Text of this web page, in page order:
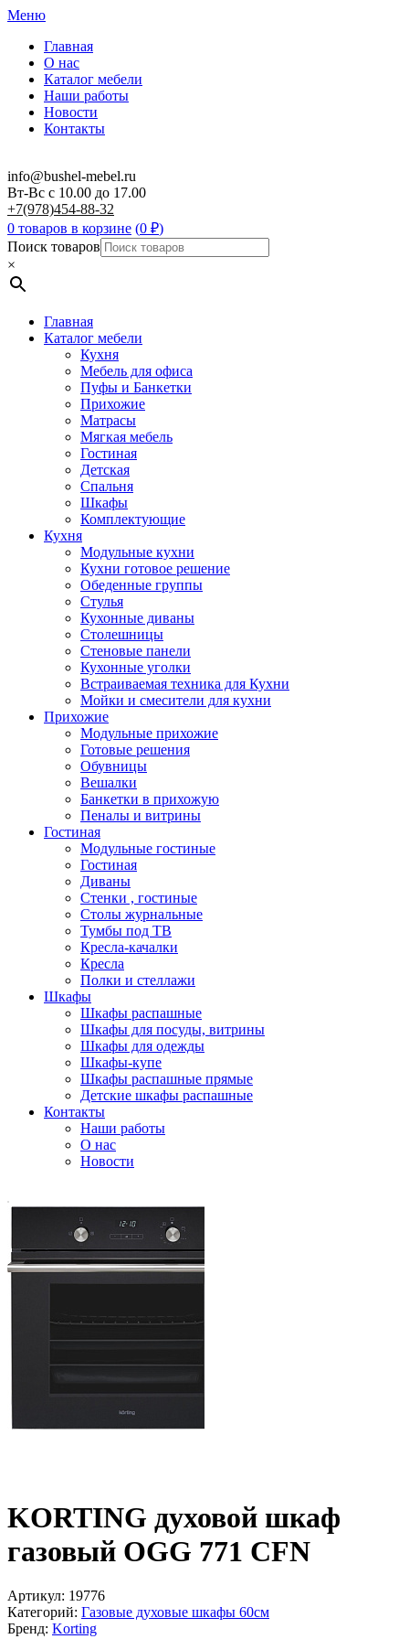
Меню
Главная
О нас
Каталог мебели
Наши работы
Новости
Контакты
info@bushel-mebel.ru
Вт-Вс c 10.00 до 17.00
+7(978)454-88-32
0 товаров в корзине (0 ₽)
Поиск товаров
×
Главная
Каталог мебели
Кухня
Мебель для офиса
Пуфы и Банкетки
Прихожие
Матрасы
Мягкая мебель
Гостиная
Детская
Спальня
Шкафы
Комплектующие
Кухня
Модульные кухни
Кухни готовое решение
Обеденные группы
Стулья
Кухонные диваны
Столешницы
Стеновые панели
Кухонные уголки
Встраиваемая техника для Кухни
Мойки и смесители для кухни
Прихожие
Модульные прихожие
Готовые решения
Обувницы
Вешалки
Банкетки в прихожую
Пеналы и витрины
Гостиная
Модульные гостиные
Гостиная
Диваны
Стенки , гостиные
Столы журнальные
Тумбы под ТВ
Кресла-качалки
Кресла
Полки и стеллажи
Шкафы
Шкафы распашные
Шкафы для посуды, витрины
Шкафы для одежды
Шкафы-купе
Шкафы распашные прямые
Детские шкафы распашные
Контакты
Наши работы
О нас
Новости
KORTING духовой шкаф
газовый OGG 771 CFN
Артикул: 19776
Категорий: Газовые духовые шкафы 60см
Бренд: Korting